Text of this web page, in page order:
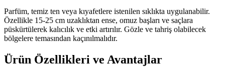
Parfüm, temiz ten veya kıyafetlere istenilen sıklıkta uygulanabilir.
Özellikle 15-25 cm uzaklıktan ense, omuz başları ve saçlara
püskürtülerek kalıcılık ve etki artırılır. Gözle ve tahriş olabilecek
bölgelere temasından kaçınılmalıdır.
Ürün Özellikleri ve Avantajlar